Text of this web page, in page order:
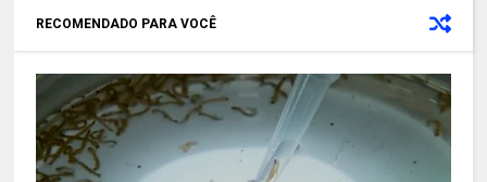
RECOMENDADO PARA VOCÊ